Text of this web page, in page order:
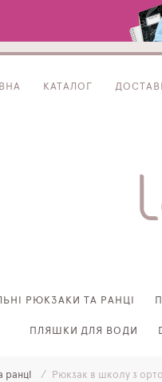
КАТАЛОГ
РЮКЗАКИ ТА РАНЦІ
ПЛЯШКИ ДЛЯ ВОДИ
ранці Рюкзак в школу з